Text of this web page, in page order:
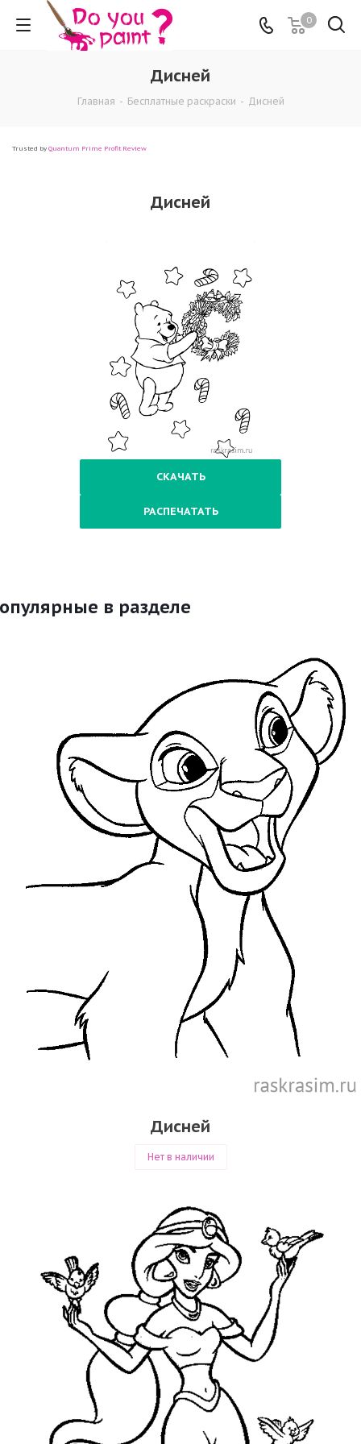
0
Дисней
Главная - Бесплатные раскраски - Дисней
Trusted by Quantum Prime Profit Review
Дисней
СКАЧАТЬ
РАСПЕЧАТАТЬ
в разделе
Дисней
Нет в наличии